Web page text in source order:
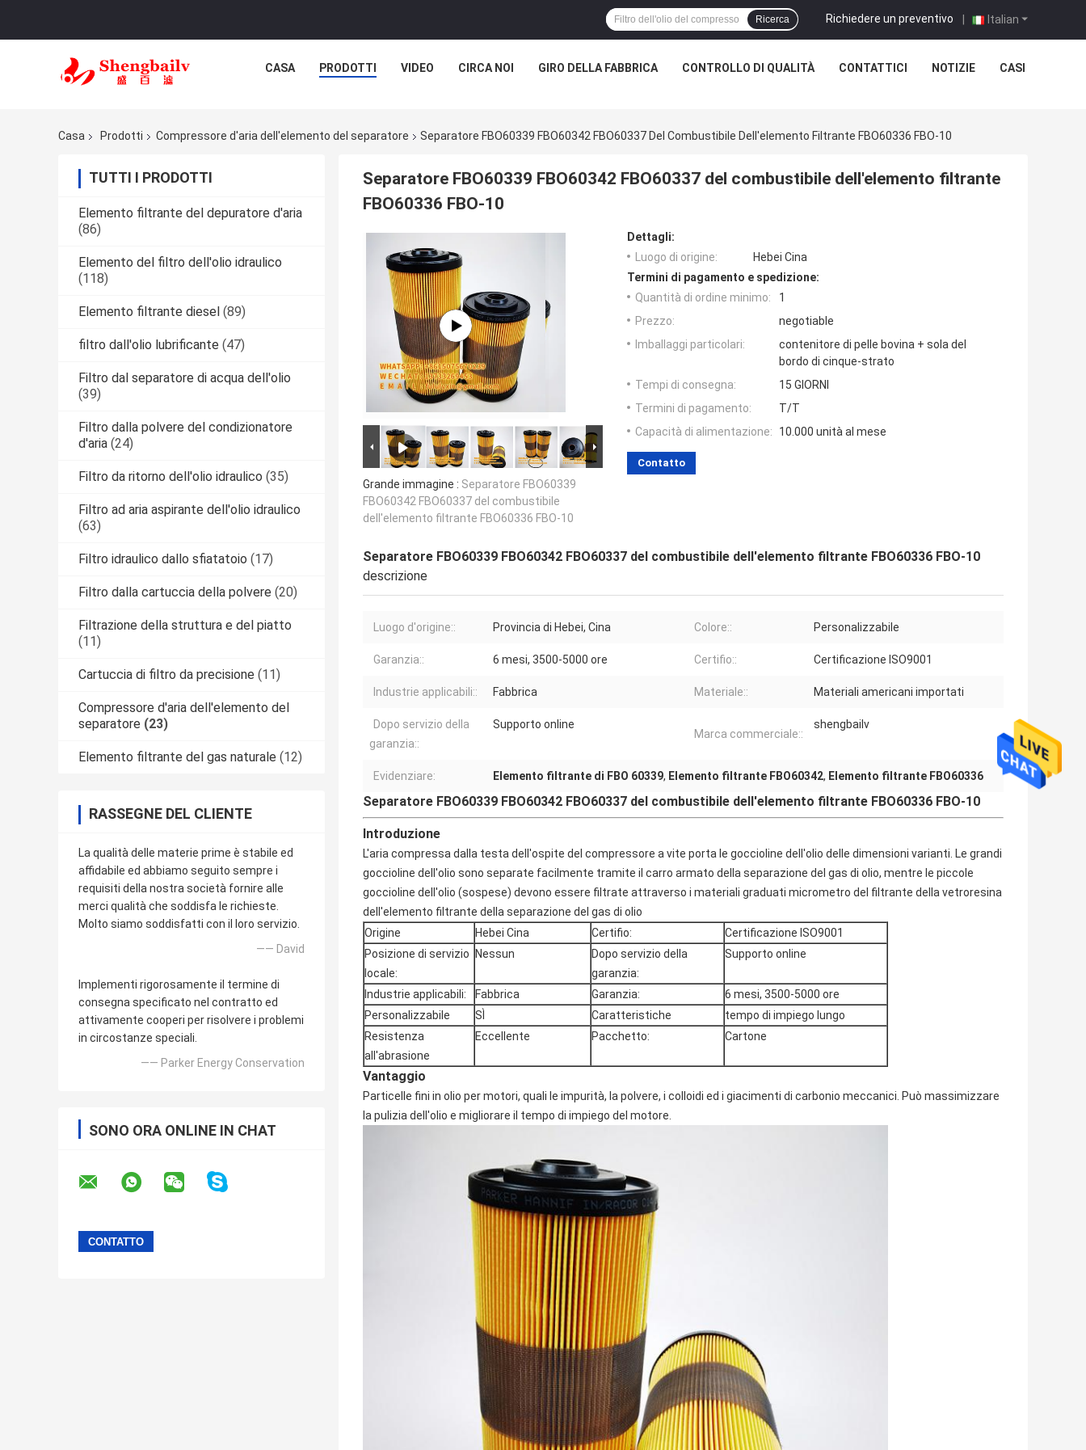
Italian
Richiedere un preventivo |
Ricerca
CASA PRODOTTI VIDEO CIRCA NOI GIRO DELLA FABBRICA CONTROLLO DI QUALITÀ CONTATTICI NOTIZIE CASI
Casa Prodotti Compressore d'aria dell'elemento del separatore Separatore FBO60339 FBO60342 FBO60337 Del Combustibile Dell'elemento Filtrante FBO60336 FBO-10
TUTTI I PRODOTTI
Elemento filtrante del depuratore d'aria
(86)
Elemento del filtro dell'olio idraulico
(118)
Elemento filtrante diesel (89)
filtro dall'olio lubrificante (47)
Filtro dal separatore di acqua dell'olio
(39)
Filtro dalla polvere del condizionatore
d'aria (24)
Filtro da ritorno dell'olio idraulico (35)
Filtro ad aria aspirante dell'olio idraulico
(63)
Filtro idraulico dallo sfiatatoio (17)
Filtro dalla cartuccia della polvere (20)
Filtrazione della struttura e del piatto
(11)
Cartuccia di filtro da precisione (11)
Compressore d'aria dell'elemento del
separatore (23)
Elemento filtrante del gas naturale (12)
RASSEGNE DEL CLIENTE
La qualità delle materie prime è stabile ed
affidabile ed abbiamo seguito sempre i
requisiti della nostra società fornire alle
merci qualità che soddisfa le richieste.
Molto siamo soddisfatti con il loro servizio.
—— David
Implementi rigorosamente il termine di
consegna specificato nel contratto ed
attivamente cooperi per risolvere i problemi
in circostanze speciali.
—— Parker Energy Conservation
SONO ORA ONLINE IN CHAT
Separatore FBO60339 FBO60342 FBO60337 del combustibile dell'elemento filtrante
FBO60336 FBO-10
Grande immagine : Separatore FBO60339
FBO60342 FBO60337 del combustibile
dell'elemento filtrante FBO60336 FBO-10
Dettagli:
Luogo di origine:
Hebei Cina
Termini di pagamento e spedizione:
Quantità di ordine minimo:
1
Prezzo:
negotiable
Imballaggi particolari:
contenitore di pelle bovina + sola del
bordo di cinque-strato
Tempi di consegna:
15 GIORNI
Termini di pagamento:
T/T
Capacità di alimentazione:
10.000 unità al mese
Contatto
Separatore FBO60339 FBO60342 FBO60337 del combustibile dell'elemento filtrante FBO60336 FBO-10
descrizione
Luogo d'origine:: Provincia di Hebei, Cina Colore:: Personalizzabile
Garanzia:: 6 mesi, 3500-5000 ore Certifio:: Certificazione ISO9001
Industrie applicabili:: Fabbrica Materiale:: Materiali americani importati
Dopo servizio della
garanzia::
Supporto online
Marca commerciale::
shengbailv
Evidenziare: Elemento filtrante di FBO 60339, Elemento filtrante FBO60342, Elemento filtrante FBO60336
Separatore FBO60339 FBO60342 FBO60337 del combustibile dell'elemento filtrante FBO60336 FBO-10
Introduzione
L'aria compressa dalla testa dell'ospite del compressore a vite porta le goccioline dell'olio delle dimensioni varianti. Le grandi
goccioline dell'olio sono separate facilmente tramite il carro armato della separazione del gas di olio, mentre le piccole
goccioline dell'olio (sospese) devono essere filtrate attraverso i materiali graduati micrometro del filtrante della vetroresina
dell'elemento filtrante della separazione del gas di olio
Origine
Hebei Cina Certifio:
Certificazione ISO9001
Posizione di servizio
locale:
Nessun
Dopo servizio della
garanzia:
Supporto online
Industrie applicabili: Fabbrica Garanzia:
6 mesi, 3500-5000 ore
Personalizzabile
SÌ Caratteristiche
tempo di impiego lungo
Resistenza
all'abrasione
Eccellente Pacchetto: Cartone
Vantaggio
Particelle fini in olio per motori, quali le impurità, la polvere, i colloidi ed i giacimenti di carbonio meccanici. Può massimizzare
la pulizia dell'olio e migliorare il tempo di impiego del motore.